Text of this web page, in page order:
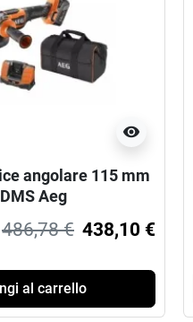
visibility
angolare 115 mm
Aeg
486,78 € 438,10 €
al carrello